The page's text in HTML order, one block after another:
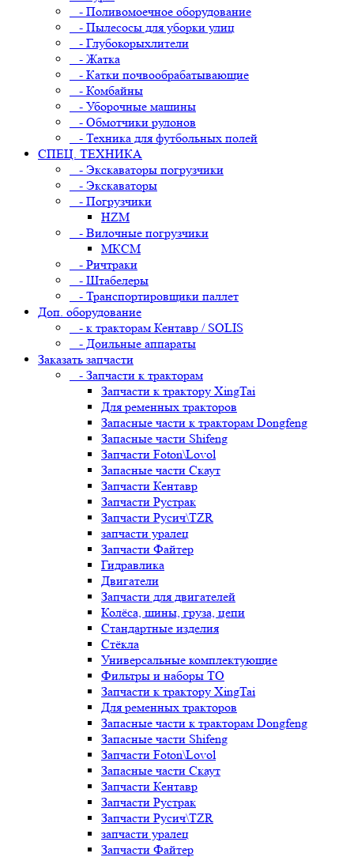
- Поливомоечное оборудование
- Пылесосы для уборки улиц
- Глубокорыхлители
- Жатка
- Катки почвообрабатывающие
- Комбайны
- Уборочные машины
- Обмотчики рулонов
- Техника для футбольных полей
СПЕЦ. ТЕХНИКА
- Экскаваторы погрузчики
- Экскаваторы
- Погрузчики
HZM
- Вилочные погрузчики
МКСМ
- Ричтраки
- Штабелеры
- Транспортировщики паллет
Доп. оборудование
- к тракторам Кентавр / SOLIS
- Доильные аппараты
Заказать запчасти
- Запчасти к тракторам
Запчасти к трактору XingTai
Для ременных тракторов
Запасные части к тракторам Dongfeng
Запасные части Shifeng
Запчасти Foton\Lovol
Запасные части Скаут
Запчасти Кентавр
Запчасти Рустрак
Запчасти Русич\TZR
запчасти уралец
Запчасти Файтер
Гидравлика
Двигатели
Запчасти для двигателей
Колёса, шины, груза, цепи
Стандартные изделия
Стёкла
Универсальные комплектующие
Фильтры и наборы ТО
Запчасти к трактору XingTai
Для ременных тракторов
Запасные части к тракторам Dongfeng
Запасные части Shifeng
Запчасти Foton\Lovol
Запасные части Скаут
Запчасти Кентавр
Запчасти Рустрак
Запчасти Русич\TZR
запчасти уралец
Запчасти Файтер